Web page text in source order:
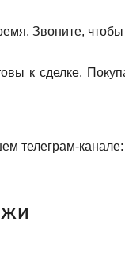
Звоните,
к сделке.
телеграм-канале: